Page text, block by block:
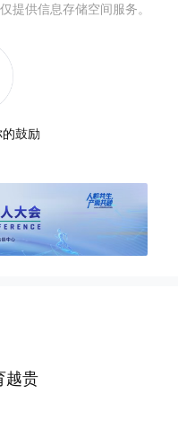
提供信息存储空间服务。
鼓励
越贵